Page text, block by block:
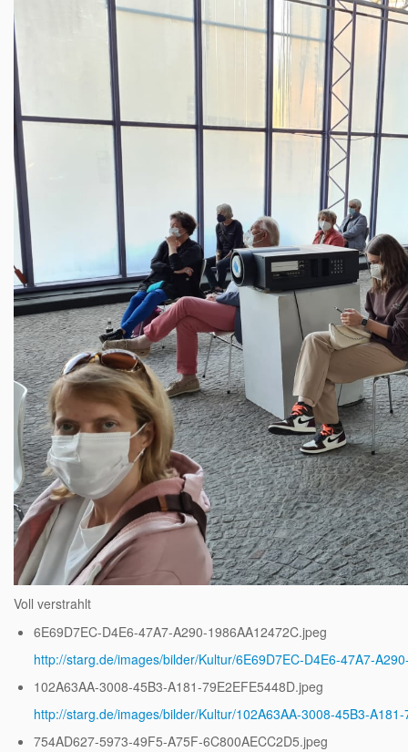
Voll verstrahlt
6E69D7EC-D4E6-47A7-A290-1986AA12472C.jpeg
http://starg.de/images/bilder/Kultur/6E69D7EC-D4E6-47A7-
102A63AA-3008-45B3-A181-79E2EFE5448D.jpeg
http://starg.de/images/bilder/Kultur/102A63AA-3008-45B3-
754AD627-5973-49F5-A75F-6C800AECC2D5.jpeg